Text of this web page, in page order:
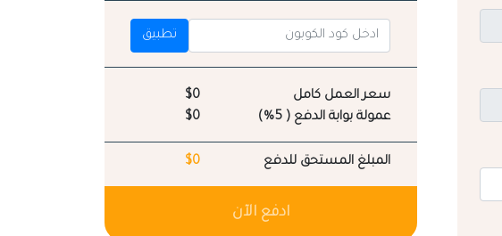
تطبيق
سعر العمل كامل
$0
عمولة بوابة الدفع ( 5%)
$0
المبلغ المستحق للدفع $0
ادفع الآن